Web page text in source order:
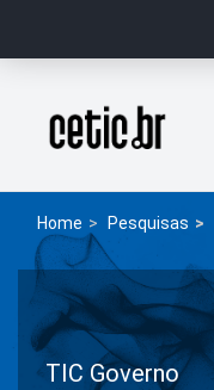
Página inicial
Home Pesquisas
TIC Governo